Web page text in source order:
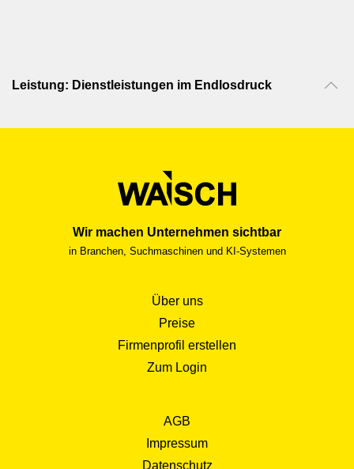
Leistung: Dienstleistungen im Endlosdruck
Wir machen Unternehmen sichtbar
in Branchen, Suchmaschinen und KI-Systemen
Über uns
Preise
Firmenprofil erstellen
Zum Login
AGB
Impressum
Datenschutz